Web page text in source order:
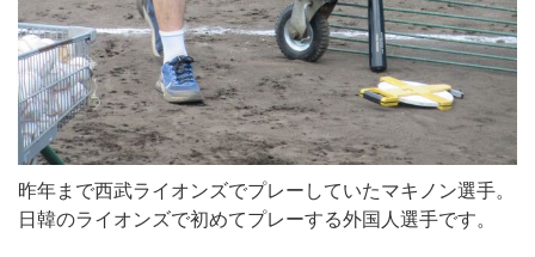
昨年まで西武ライオンズでプレーしていたマキノン選手。
日韓のライオンズで初めてプレーする外国人選手です。